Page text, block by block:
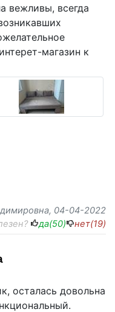
вежливы, всегда
магазин к
, 04-04-2022
да(50) нет(19)
осталась довольна